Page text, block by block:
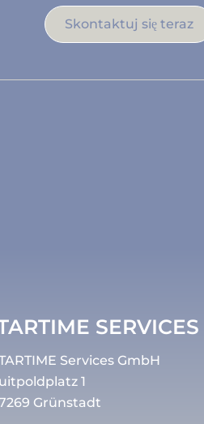
Skontaktuj się teraz
Services GmbH
1
Grünstadt